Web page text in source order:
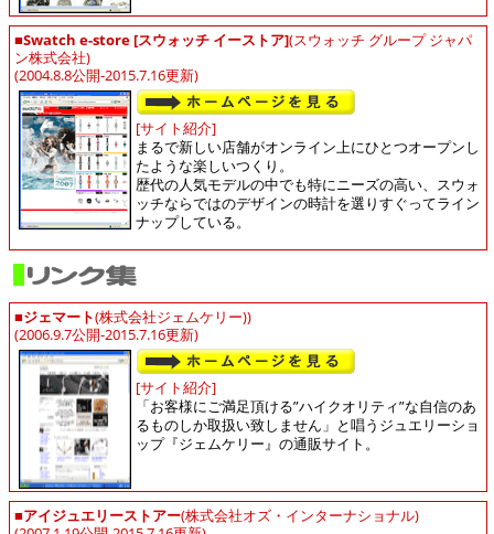
■Swatch e-store [スウォッチ イーストア](スウォッチ グループ ジャパ
ン株式会社)
(2004.8.8公開-2015.7.16更新)
[サイト紹介]
まるで新しい店舗がオンライン上にひとつオープンし
たような楽しいつくり。
歴代の人気モデルの中でも特にニーズの高い、スウォ
ッチならではのデザインの時計を選りすぐってライン
ナップしている。
■ジェマート(株式会社ジェムケリー))
(2006.9.7公開-2015.7.16更新)
[サイト紹介]
「お客様にご満足頂ける”ハイクオリティ”な自信のあ
るものしか取扱い致しません」と唱うジュエリーショ
ップ『ジェムケリー』の通販サイト。
■アイジュエリーストアー(株式会社オズ・インターナショナル)